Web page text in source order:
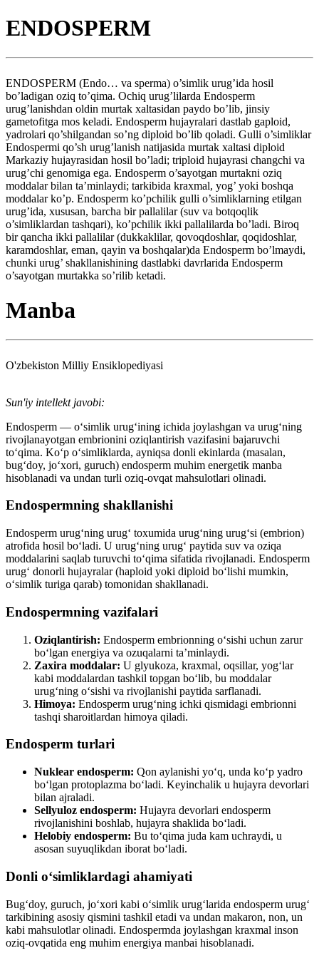
ENDOSPERM
ENDOSPERM (Endo… va sperma) o’simlik urug’ida hosil
bo’ladigan oziq to’qima. Ochiq urug’lilarda Endosperm
urug’lanishdan oldin murtak xaltasidan paydo bo’lib, jinsiy
gametofitga mos keladi. Endosperm hujayralari dastlab gaploid,
yadrolari qo’shilgandan so’ng diploid bo’lib qoladi. Gulli o’simliklar
Endospermi qo’sh urug’lanish natijasida murtak xaltasi diploid
Markaziy hujayrasidan hosil bo’ladi; triploid hujayrasi changchi va
urug’chi genomiga ega. Endosperm o’sayotgan murtakni oziq
moddalar bilan ta’minlaydi; tarkibida kraxmal, yog’ yoki boshqa
moddalar ko’p. Endosperm ko’pchilik gulli o’simliklarning etilgan
urug’ida, xususan, barcha bir pallalilar (suv va botqoqlik
o’simliklardan tashqari), ko’pchilik ikki pallalilarda bo’ladi. Biroq
bir qancha ikki pallalilar (dukkaklilar, qovoqdoshlar, qoqidoshlar,
karamdoshlar, eman, qayin va boshqalar)da Endosperm bo’lmaydi,
chunki urug’ shakllanishining dastlabki davrlarida Endosperm
o’sayotgan murtakka so’rilib ketadi.
Manba
O'zbekiston Milliy Ensiklopediyasi
Sun'iy intellekt javobi:
Endosperm — o‘simlik urug‘ining ichida joylashgan va urug‘ning
rivojlanayotgan embrionini oziqlantirish vazifasini bajaruvchi
to‘qima. Ko‘p o‘simliklarda, ayniqsa donli ekinlarda (masalan,
bug‘doy, jo‘xori, guruch) endosperm muhim energetik manba
hisoblanadi va undan turli oziq-ovqat mahsulotlari olinadi.
Endospermning shakllanishi
Endosperm urug‘ning urug‘ toxumida urug‘ning urug‘si (embrion)
atrofida hosil bo‘ladi. U urug‘ning urug‘ paytida suv va oziqa
moddalarini saqlab turuvchi to‘qima sifatida rivojlanadi. Endosperm
urug‘ donorli hujayralar (haploid yoki diploid bo‘lishi mumkin,
o‘simlik turiga qarab) tomonidan shakllanadi.
Endospermning vazifalari
Oziqlantirish: Endosperm embrionning o‘sishi uchun zarur
bo‘lgan energiya va ozuqalarni ta’minlaydi.
Zaxira moddalar: U glyukoza, kraxmal, oqsillar, yog‘lar
kabi moddalardan tashkil topgan bo‘lib, bu moddalar
urug‘ning o‘sishi va rivojlanishi paytida sarflanadi.
Himoya: Endosperm urug‘ning ichki qismidagi embrionni
tashqi sharoitlardan himoya qiladi.
Endosperm turlari
Nuklear endosperm: Qon aylanishi yo‘q, unda ko‘p yadro
bo‘lgan protoplazma bo‘ladi. Keyinchalik u hujayra devorlari
bilan ajraladi.
Sellyuloz endosperm: Hujayra devorlari endosperm
rivojlanishini boshlab, hujayra shaklida bo‘ladi.
Helobiy endosperm: Bu to‘qima juda kam uchraydi, u
asosan suyuqlikdan iborat bo‘ladi.
Donli o‘simliklardagi ahamiyati
Bug‘doy, guruch, jo‘xori kabi o‘simlik urug‘larida endosperm urug‘
tarkibining asosiy qismini tashkil etadi va undan makaron, non, un
kabi mahsulotlar olinadi. Endospermda joylashgan kraxmal inson
oziq-ovqatida eng muhim energiya manbai hisoblanadi.